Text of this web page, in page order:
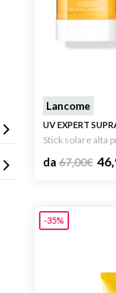
Lancome
UV EXPERT
Stick solare alta
da 67,00€
-35%